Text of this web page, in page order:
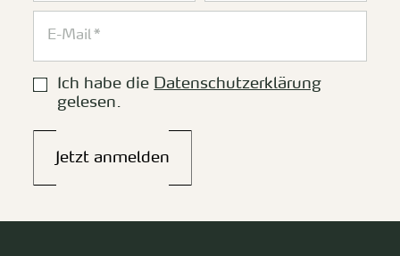
Ich habe die Datenschutzerklärung
gelesen.
Jetzt anmelden